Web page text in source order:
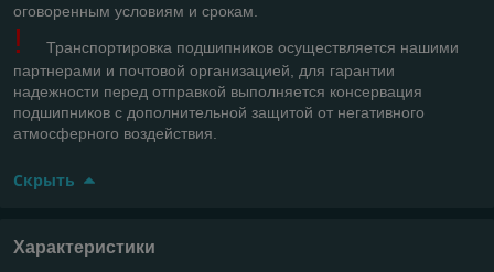
оговоренным условиям и срокам.
!
Транспортировка подшипников осуществляется нашими
партнерами и почтовой организацией, для гарантии
надежности перед отправкой выполняется консервация
подшипников с дополнительной защитой от негативного
атмосферного воздействия.
Скрыть
Характеристики